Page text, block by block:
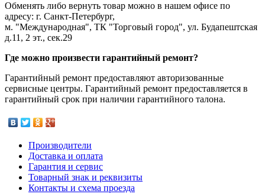
Обменять либо вернуть товар можно в нашем офисе по
адресу: г. Санкт-Петербург,
м. "Международная", ТК "Торговый город", ул. Будапештская
д.11, 2 эт., сек.29
Где можно произвести гарантийный ремонт?
Гарантийный ремонт предоставляют авторизованные
сервисные центры. Гарантийный ремонт предоставляется в
гарантийный срок при наличии гарантийного талона.
Производители
Доставка и оплата
Гарантия и сервис
Товарный знак и реквизиты
Контакты и схема проезда